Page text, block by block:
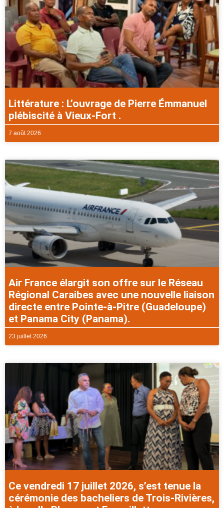
Littérature : L’ouvrage de Pierre Émmanuel
plébiscité à Vieux-Fort .
7 août 2026
Air France élargit son offre sur le Réseau
Régional Caraibes avec une nouvelle liaison
directe entre Pointe-à-Pitre (Guadeloupe)
et Panama City (Panama).
23 juillet 2026
Ce vendredi 17 juillet 2026, s’est tenue la
cérémonie des bacheliers de Trois-Rivières,